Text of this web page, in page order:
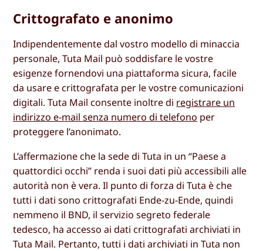
Crittografato e anonimo
Indipendentemente dal vostro modello di minaccia
personale, Tuta Mail può soddisfare le vostre
esigenze fornendovi una piattaforma sicura, facile
da usare e crittografata per le vostre comunicazioni
digitali. Tuta Mail consente inoltre di registrare un
indirizzo e-mail senza numero di telefono per
proteggere l’anonimato.
L’affermazione che la sede di Tuta in un “Paese a
quattordici occhi” renda i suoi dati più accessibili alle
autorità non è vera. Il punto di forza di Tuta è che
tutti i dati sono crittografati Ende-zu-Ende, quindi
nemmeno il BND, il servizio segreto federale
tedesco, ha accesso ai dati crittografati archiviati in
Tuta Mail. Pertanto, tutti i dati archiviati in Tuta non